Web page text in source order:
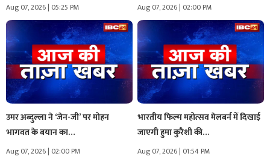
Aug 07, 2026 | 05:25 PM Aug 07, 2026 | 02:00 PM
उमर अब्दुल्ला ने ‘जेन-जी’ पर मोहन
भागवत के बयान का…
Aug 07, 2026 | 02:00 PM
भारतीय फिल्म महोत्सव मेलबर्न में दिखाई
जाएगी हुमा कुरैशी की…
Aug 07, 2026 | 01:54 PM